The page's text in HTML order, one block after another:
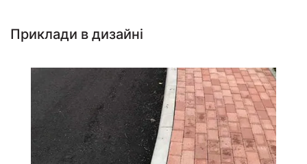
Приклади в дизайні